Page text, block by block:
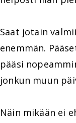
Saat jotain
enemmän.
pääsi
jonkun muun
Näin mikään ei